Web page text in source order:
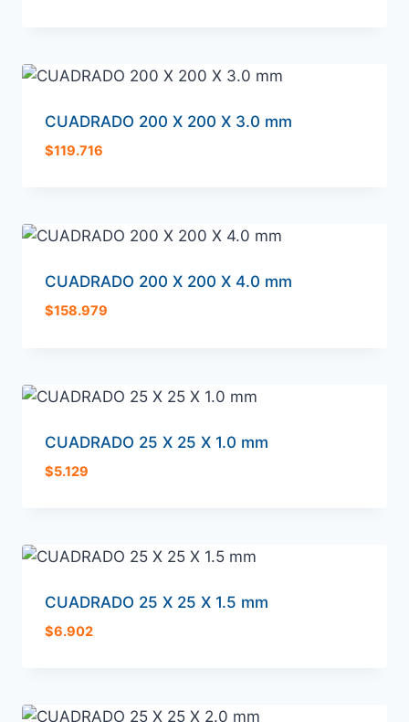
CUADRADO 200 X 200 X 3.0 mm
$119.716
CUADRADO 200 X 200 X 4.0 mm
$158.979
CUADRADO 25 X 25 X 1.0 mm
$5.129
CUADRADO 25 X 25 X 1.5 mm
$6.902